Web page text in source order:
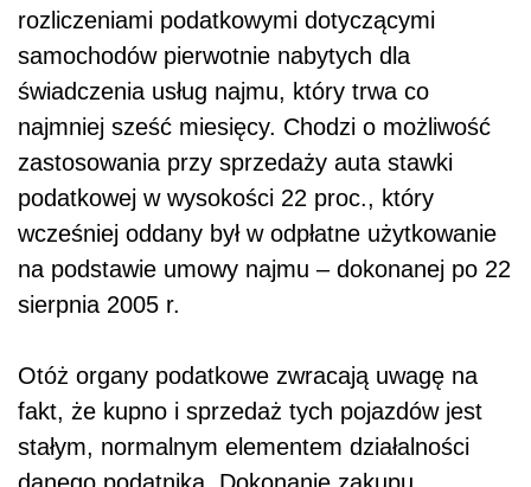
rozliczeniami podatkowymi dotyczącymi
samochodów pierwotnie nabytych dla
świadczenia usług najmu, który trwa co
najmniej sześć miesięcy. Chodzi o możliwość
zastosowania przy sprzedaży auta stawki
podatkowej w wysokości 22 proc., który
wcześniej oddany był w odpłatne użytkowanie
na podstawie umowy najmu – dokonanej po 22
sierpnia 2005 r.
Otóż organy podatkowe zwracają uwagę na
fakt, że kupno i sprzedaż tych pojazdów jest
stałym, normalnym elementem działalności